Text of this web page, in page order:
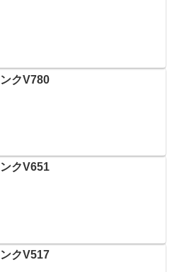
クV780
クV651
クV517